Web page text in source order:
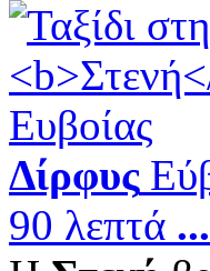
Δίρφυς
90 λεπτά ...